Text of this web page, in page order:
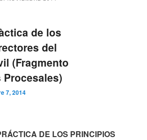
de los
del
(Fragmento
7, 2014
DE LOS PRINCIPIOS